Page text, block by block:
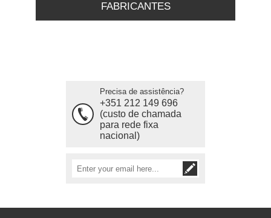
FABRICANTES
Precisa de assistência?
+351 212 149 696
(custo de chamada
para rede fixa
nacional)